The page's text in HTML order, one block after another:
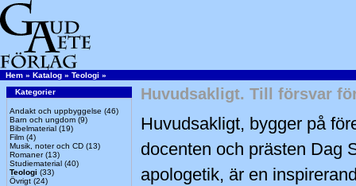
Hem » Katalog » Teologi »
Kategorier
Andakt och uppbyggelse (46)
Barn och ungdom (9)
Bibelmaterial (19)
Film (4)
Musik, noter och CD (13)
Romaner(13)
Studiematerial (40)
Teologi (33)
Övrigt (24)
Huvudsakligt. Till försvar
Huvudsakligt, bygger på
docenten och prästen Dag
apologetik, är en